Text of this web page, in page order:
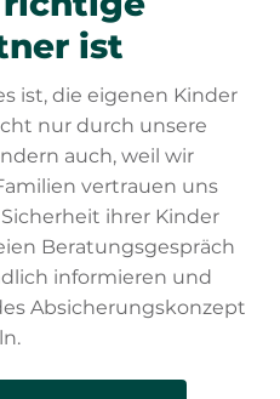
ist
ist, die eigenen Kinder
nur durch unsere
auch, weil wir
vertrauen uns
ihrer Kinder
Beratungsgespräch
informieren und
Absicherungskonzept